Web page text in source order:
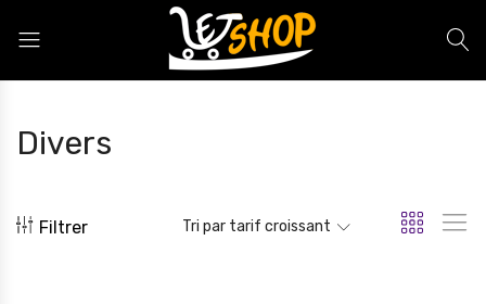
Divers
Filtrer Tri par tarif croissant